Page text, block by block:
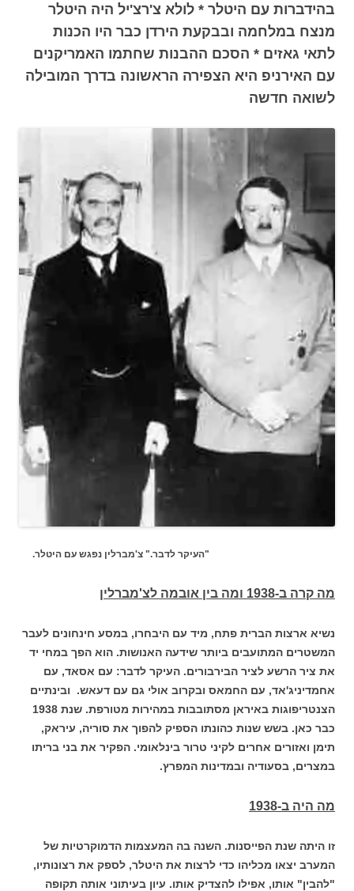
בהידברות עם היטלר * לולא צ'רצ'יל היה היטלר
מנצח במלחמה ובבקעת הירדן כבר היו הכנות
לתאי גאזים * הסכם ההבנות שחתמו האמריקנים
עם האירניפ היא הצפירה הראשונה בדרך המובילה
לשואה חדשה
"העיקר לדבר." צ'מברלין נפגש עם היטלר.
מה קרה ב-1938 ומה בין אובמה לצ'מברלין
נשיא ארצות הברית פתח, מיד עם היבחרו, במסע חינחונים לעבר
המשטרים המתועבים ביותר שידעה האנושות. הוא הפך במחי יד
את ציר הרשע לציר הבירבורים. העיקר לדבר: עם אסאד, עם
אחמדיניג'אד, עם החמאס ובקרוב אולי גם עם דעאש. ובינתיים
הצנטריפוגות באיראן מסתובבות במהירות מטורפת. שנת 1938
כבר כאן. בשש שנות כהונתו הספיק להפוך את סוריה, עיראק,
תימן ואזורים אחרים לקיני טרור בינלאומי. הפקיר את בני בריתו
במצרים, בסעודיה ובמדינות המפרץ.
מה היה ב-1938
זו היתה שנת הפייסנות. השנה בה המעצמות הדמוקרטיות של
המערב יצאו מכליהו כדי לרצות את היטלר, לספק את רצונותיו,
"להבין" אותו, אפילו להצדיק אותו. עיון בעיתוני אותה תקופה